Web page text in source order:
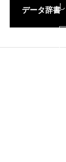
データ辞書